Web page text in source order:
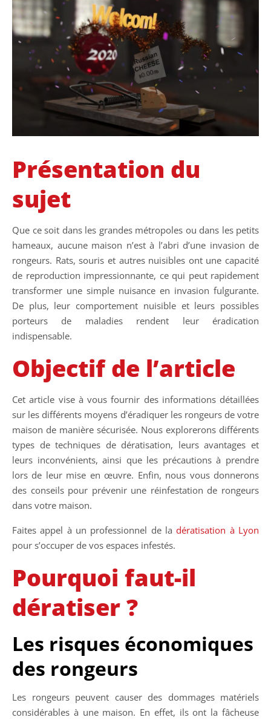
Présentation du
sujet
Que ce soit dans les grandes métropoles ou dans les petits
hameaux, aucune maison n’est à l’abri d’une invasion de
rongeurs. Rats, souris et autres nuisibles ont une capacité
de reproduction impressionnante, ce qui peut rapidement
transformer une simple nuisance en invasion fulgurante.
De plus, leur comportement nuisible et leurs possibles
porteurs de maladies rendent leur éradication
indispensable.
Objectif de l’article
Cet article vise à vous fournir des informations détaillées
sur les différents moyens d’éradiquer les rongeurs de votre
maison de manière sécurisée. Nous explorerons différents
types de techniques de dératisation, leurs avantages et
leurs inconvénients, ainsi que les précautions à prendre
lors de leur mise en œuvre. Enfin, nous vous donnerons
des conseils pour prévenir une réinfestation de rongeurs
dans votre maison.
Faites appel à un professionnel de ladératisation à Lyon
pour s’occuper de vos espaces infestés.
Pourquoi faut-il
dératiser ?
Les risques économiques
des rongeurs
Les rongeurs peuvent causer des dommages matériels
considérables à une maison. En effet, ils ont la fâcheuse